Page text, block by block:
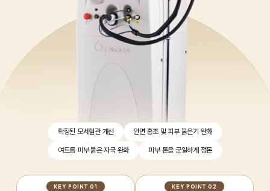
확장된 모세혈관 개선 안면 홍조 및 피부 붉은기 완화
여드름 피부 붉은 자국 완화 피부 톤을 균일하게 정돈
KEY POINT 01 KEY POINT 02